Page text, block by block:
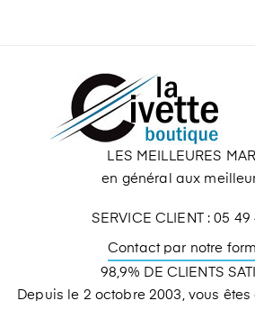
LES MEILLEURES
en général aux
SERVICE CLIENT : 05
Contact par notre
98,9% DE CLIENTS
Depuis le 2 octobre 2003, vous